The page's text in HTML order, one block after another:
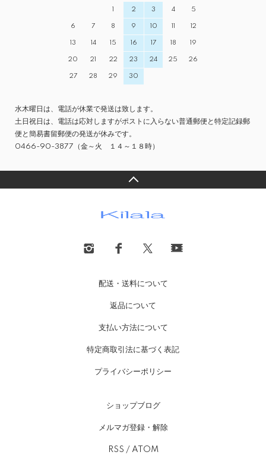
1 2 3 4 5
6 7 8 9 10 11 12
13 14 15 16 17 18 19
20 21 22 23 24 25 26
27 28 29 30
水木曜日は、電話が休業で発送は致します。
土日祝日は、電話は応対しますがポストに入らない普通郵便と特定記録郵
便と簡易書留郵便の発送が休みです。
0466-90-3877（金～火 １４～１８時）
配送・送料について
返品について
支払い方法について
特定商取引法に基づく表記
プライバシーポリシー
ショップブログ
メルマガ登録・解除
RSS / ATOM